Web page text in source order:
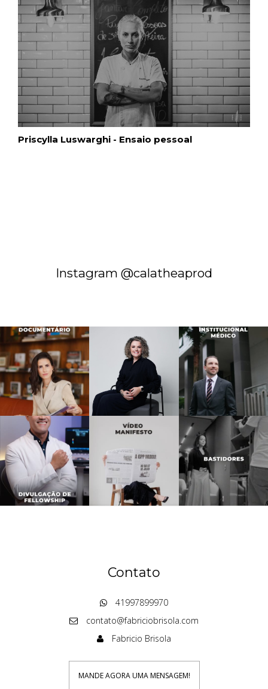
Priscylla Luswarghi - Ensaio pessoal
Instagram @calatheaprod
Contato
41997899970
contato@fabriciobrisola.com
Fabricio Brisola
MANDE AGORA UMA MENSAGEM!